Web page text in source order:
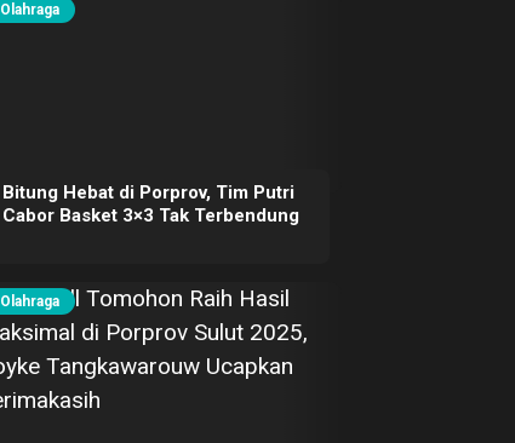
Olahraga
Bitung Hebat di Porprov, Tim Putri
Cabor Basket 3×3 Tak Terbendung
Olahraga